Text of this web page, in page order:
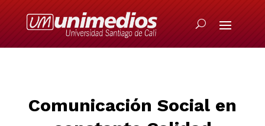
Comunicación Social en